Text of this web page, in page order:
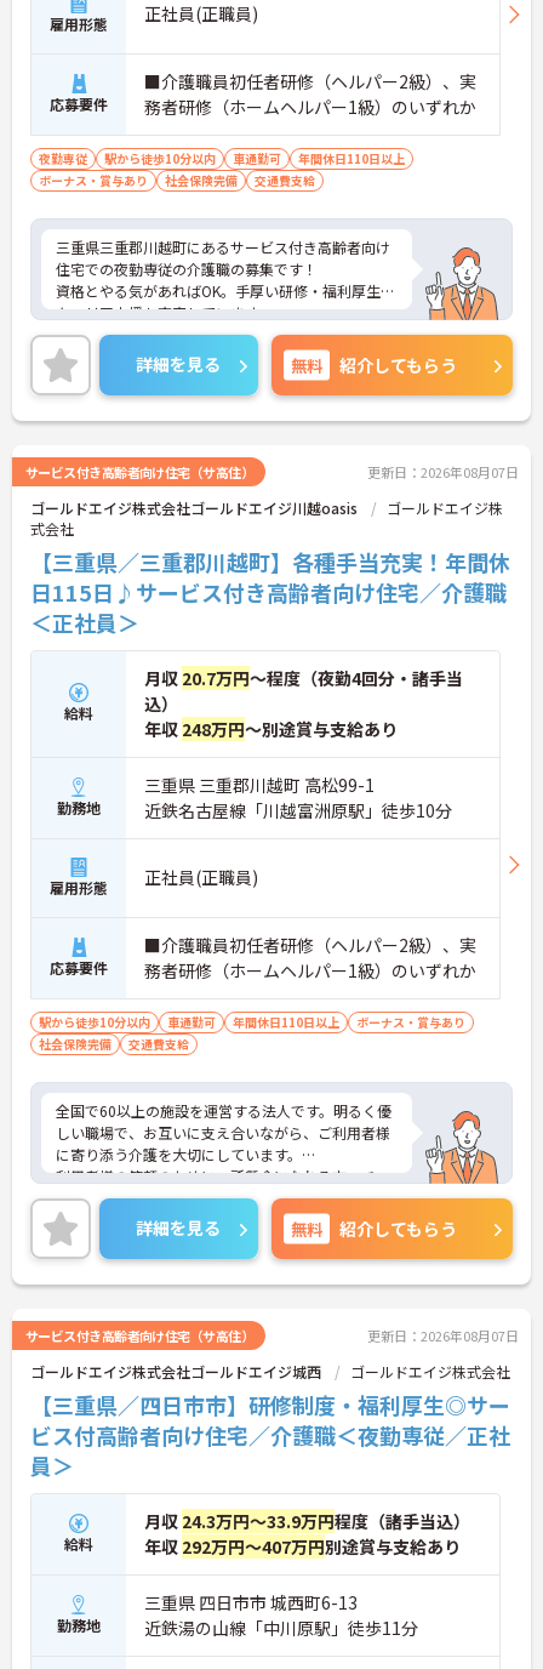
雇用形態 正社員(正職員)
応募要件
■介護職員初任者研修（ヘルパー2級）、実
務者研修（ホームヘルパー1級）のいずれか
夜勤専従 駅から徒歩10分以内 車通勤可
年間休日110日以上
ボーナス・賞与あり
社会保険完備 交通費支給
三重県三重郡川越町にあるサービス付き高齢者向け
住宅での夜勤専従の介護職の募集です！
資格とやる気があればOK。手厚い研修・福利厚生で
キャリア支援も充実しています。
家族手当やリフレッシュ手当など手当も充実で高待
遇＆働きやすさを両立した職場です。
利用者様の笑顔のために一所懸命になれる方・チー
ム連携を大切に勤務出来る方を歓迎しています。
ご興味がある方は、ご面接のポイントをお伝えしま
詳細を見る 無料 紹介してもらう
サービス付き高齢者向け住宅（サ高住） 更新日：2026年08月07日
ゴールドエイジ株式会社ゴールドエイジ川越oasis
ゴールドエイジ株
式会社
【三重県／三重郡川越町】各種手当充実！年間休
日115日♪サービス付き高齢者向け住宅／介護職
＜正社員＞
給料
月収 20.7万円～程度（夜勤4回分・諸手当
込）
年収 248万円～別途賞与支給あり
勤務地
三重県 三重郡川越町 高松99-1
近鉄名古屋線「川越富洲原駅」徒歩10分
雇用形態 正社員(正職員)
応募要件
■介護職員初任者研修（ヘルパー2級）、実
務者研修（ホームヘルパー1級）のいずれか
駅から徒歩10分以内 車通勤可 年間休日110日以上
ボーナス・賞与あり
社会保険完備
交通費支給
全国で60以上の施設を運営する法人です。明るく優
しい職場で、お互いに支え合いながら、ご利用者様
に寄り添う介護を大切にしています。
利用者様の笑顔のために一所懸命になれる方・チー
ム連携を大切に勤務出来る方を歓迎しています。
ご興味ある方には、面接対策ポイントなど、さらに
詳細をお話しいたしますのでお気軽にご相談くださ
い！
詳細を見る 無料 紹介してもらう
サービス付き高齢者向け住宅（サ高住） 更新日：2026年08月07日
ゴールドエイジ株式会社ゴールドエイジ城西 ゴールドエイジ株式会社
【三重県／四日市市】研修制度・福利厚生◎サー
ビス付高齢者向け住宅／介護職＜夜勤専従／正社
員＞
給料
月収 24.3万円～33.9万円程度（諸手当込）
年収 292万円～407万円別途賞与支給あり
勤務地
三重県 四日市市 城西町6-13
近鉄湯の山線「中川原駅」徒歩11分